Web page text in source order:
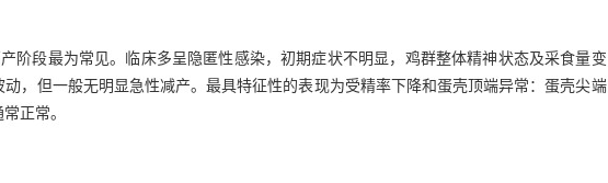
阶段最为常见。临床多呈隐匿性感染，初期症状不明显，鸡群整体精神状态及采食量变
，但一般无明显急性减产。最具特征性的表现为受精率下降和蛋壳顶端异常：蛋壳尖端
正常。